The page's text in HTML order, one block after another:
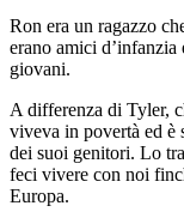
Ron era un ragazzo
erano amici
giovani.
A differenza di Tyler,
viveva in povertà ed è
dei suoi genitori. Lo
feci vivere con noi
Europa.